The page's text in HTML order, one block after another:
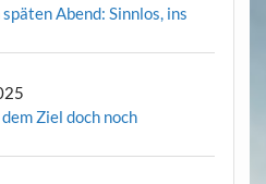
Abend: Sinnlos, ins
Ziel doch noch